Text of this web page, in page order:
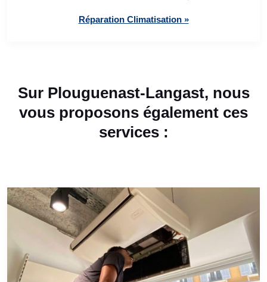
Réparation Climatisation »
Sur Plouguenast-Langast, nous
vous proposons également ces
services :